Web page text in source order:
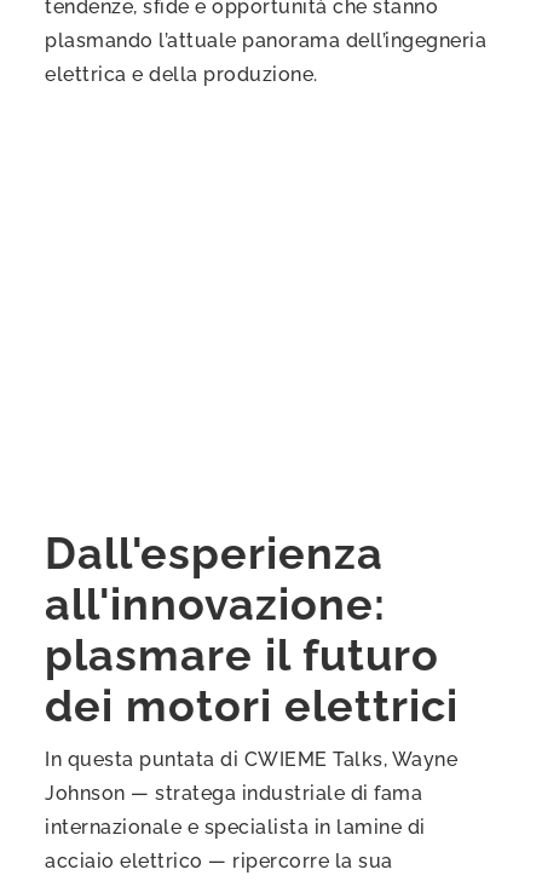
tendenze, sfide e opportunità che stanno
plasmando l’attuale panorama dell’ingegneria
elettrica e della produzione.
Dall'esperienza
all'innovazione:
plasmare il futuro
dei motori elettrici
In questa puntata di CWIEME Talks, Wayne
Johnson — stratega industriale di fama
internazionale e specialista in lamine di
acciaio elettrico — ripercorre la sua